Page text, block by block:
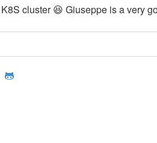
cluster 😆 Giuseppe is a very